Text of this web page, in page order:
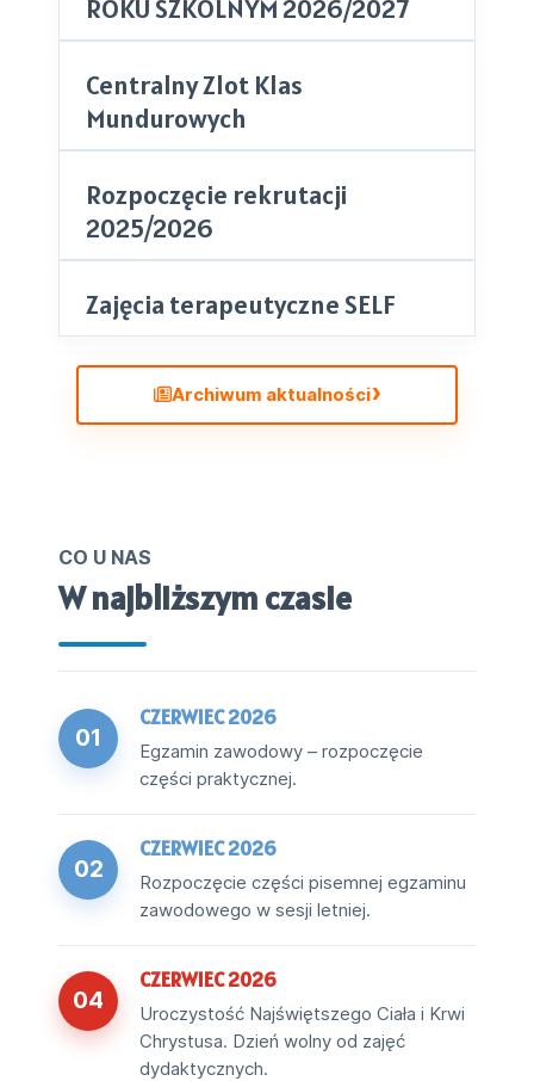
ROKU SZKOLNYM 2026/2027
Centralny Zlot Klas
Mundurowych
Rozpoczęcie rekrutacji
2025/2026
Zajęcia terapeutyczne SELF
Archiwum aktualności
CO U NAS
W najbliższym czasie
01
CZERWIEC 2026
Egzamin zawodowy – rozpoczęcie
części praktycznej.
02
CZERWIEC 2026
Rozpoczęcie części pisemnej egzaminu
zawodowego w sesji letniej.
04
CZERWIEC 2026
Uroczystość Najświętszego Ciała i Krwi
Chrystusa. Dzień wolny od zajęć
dydaktycznych.